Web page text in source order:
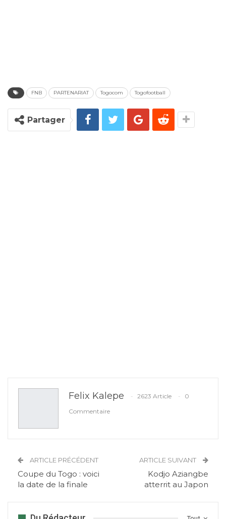
FNB PARTENARIAT Togocom Togofootball
Partager
Felix Kalepe 2623 Article
0
Commentaire
ARTICLE PRÉCÉDENT
Coupe du Togo : voici
la date de la finale
ARTICLE SUIVANT
Kodjo Aziangbe
atterrit au Japon